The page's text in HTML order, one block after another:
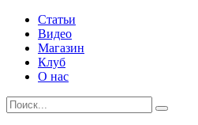
Статьи
Видео
Магазин
Клуб
О нас